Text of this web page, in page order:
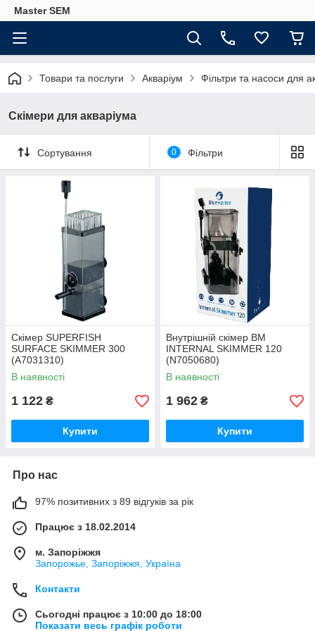
Master SEM
Товари та послуги Акваріум Фільтри та насоси для
Скімери для акваріума
Сортування 0 Фільтри
Скімер SUPERFISH
SURFACE SKIMMER 300
(A7031310)
В наявності
1 122 ₴
Купити
Внутрішній скімер BM
INTERNAL SKIMMER 120
(N7050680)
В наявності
1 962 ₴
Купити
Про нас
97% позитивних з 89 відгуків за рік
Працює з 18.02.2014
м. Запоріжжя
Запорожье, Запоріжжя, Україна
Контакти
Сьогодні працює з 10:00 до 18:00
Показати весь графік роботи